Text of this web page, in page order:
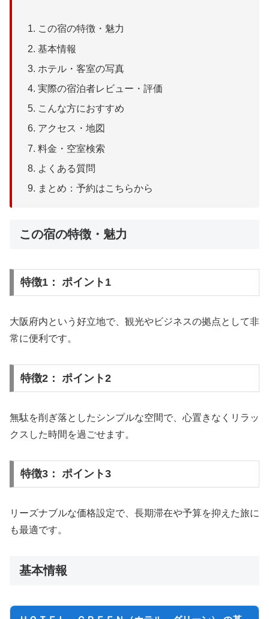
この宿の特徴・魅力
基本情報
ホテル・客室の写真
実際の宿泊者レビュー・評価
こんな方におすすめ
アクセス・地図
料金・空室検索
よくある質問
まとめ：予約はこちらから
この宿の特徴・魅力
特徴1： ポイント1
大阪府内という好立地で、観光やビジネスの拠点として非
常に便利です。
特徴2： ポイント2
無駄を削ぎ落としたシンプルな空間で、心置きなくリラッ
クスした時間を過ごせます。
特徴3： ポイント3
リーズナブルな価格設定で、長期滞在や予算を抑えた旅に
も最適です。
基本情報